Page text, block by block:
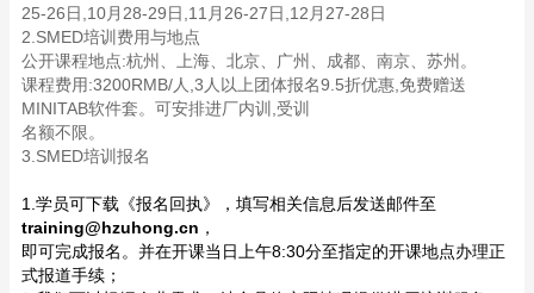
25-26日,10月28-29日,11月26-27日,12月27-28日
2.SMED培训费用与地点
公开课程地点:杭州、上海、北京、广州、成都、南京、苏州。
课程费用:3200RMB/人,3人以上团体报名9.5折优惠,免费赠送
MINITAB软件套。可安排进厂内训,受训
名额不限。
3.SMED培训报名
1.学员可下载《报名回执》，填写相关信息后发送邮件至
training@hzuhong.cn ，
即可完成报名。并在开课当日上午8:30分至指定的开课地点办理正
式报道手续；